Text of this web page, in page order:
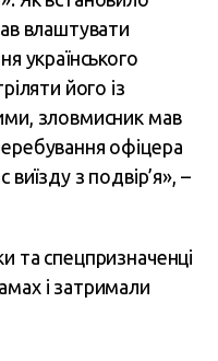
влаштувати
українського
його із
зловмисник мав
офіцера
з подвір’я», –
та спецпризначенці
і затримали